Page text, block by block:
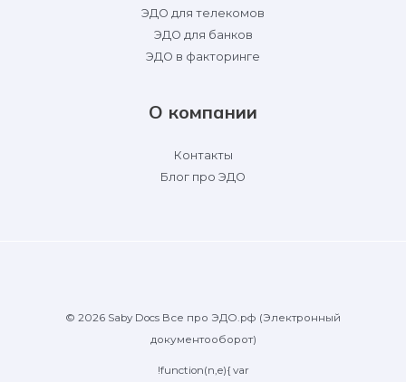
ЭДО для телекомов
ЭДО для банков
ЭДО в факторинге
О компании
Контакты
Блог про ЭДО
© 2026 Saby Docs Все про ЭДО.рф (Электронный
документооборот)
!function(n,e){ var